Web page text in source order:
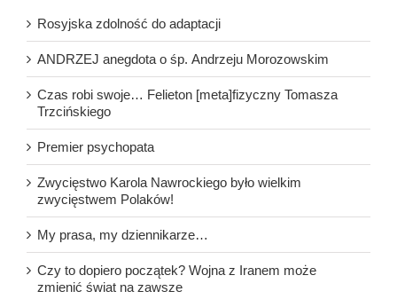
Rosyjska zdolność do adaptacji
ANDRZEJ anegdota o śp. Andrzeju Morozowskim
Czas robi swoje… Felieton [meta]fizyczny Tomasza
Trzcińskiego
Premier psychopata
Zwycięstwo Karola Nawrockiego było wielkim
zwycięstwem Polaków!
My prasa, my dziennikarze…
Czy to dopiero początek? Wojna z Iranem może
zmienić świat na zawsze